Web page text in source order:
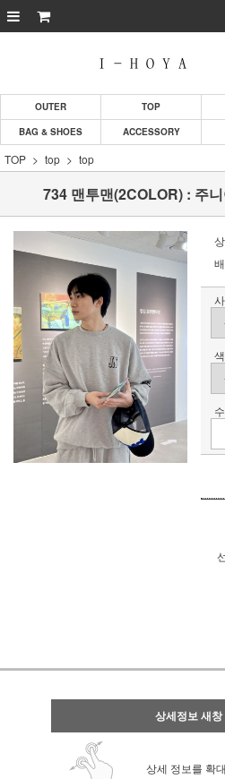
OUTER TOP
BAG & SHOES
ACCESSORY
TOP top top
734 맨투맨(2COLOR) : 주
상세정보 새창
상세 정보를 확